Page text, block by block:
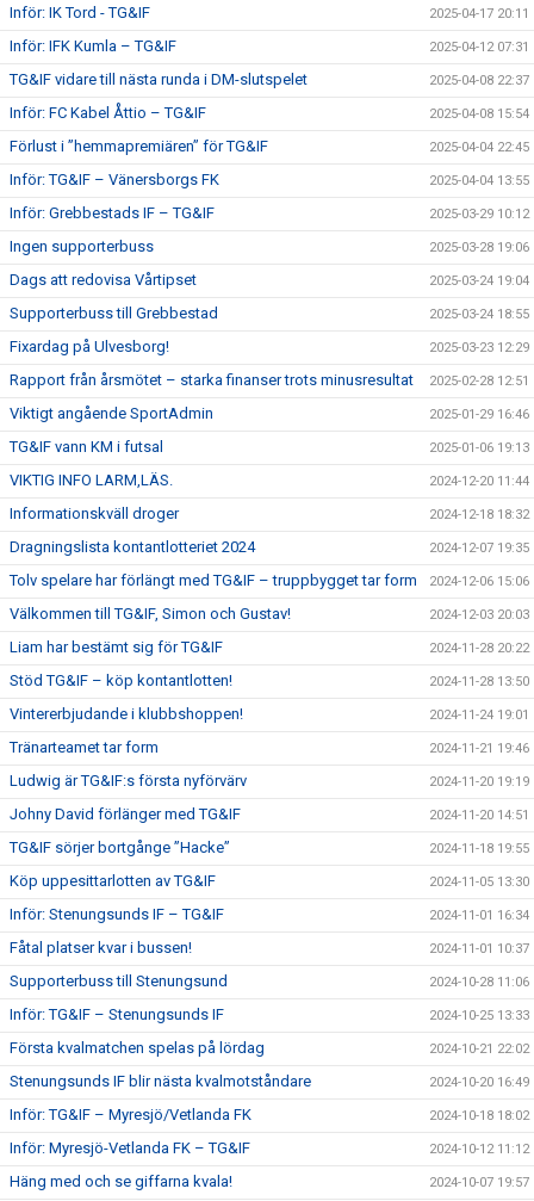
Inför: IK Tord - TG&IF 2025-04-17 20:11
Inför: IFK Kumla – TG&IF 2025-04-12 07:31
TG&IF vidare till nästa runda i DM-slutspelet 2025-04-08 22:37
Inför: FC Kabel Åttio – TG&IF 2025-04-08 15:54
Förlust i ”hemmapremiären” för TG&IF 2025-04-04 22:45
Inför: TG&IF – Vänersborgs FK 2025-04-04 13:55
Inför: Grebbestads IF – TG&IF 2025-03-29 10:12
Ingen supporterbuss 2025-03-28 19:06
Dags att redovisa Vårtipset 2025-03-24 19:04
Supporterbuss till Grebbestad 2025-03-24 18:55
Fixardag på Ulvesborg! 2025-03-23 12:29
Rapport från årsmötet – starka finanser trots minusresultat 2025-02-28 12:51
Viktigt angående SportAdmin 2025-01-29 16:46
TG&IF vann KM i futsal 2025-01-06 19:13
VIKTIG INFO LARM,LÄS. 2024-12-20 11:44
Informationskväll droger 2024-12-18 18:32
Dragningslista kontantlotteriet 2024 2024-12-07 19:35
Tolv spelare har förlängt med TG&IF – truppbygget tar form 2024-12-06 15:06
Välkommen till TG&IF, Simon och Gustav! 2024-12-03 20:03
Liam har bestämt sig för TG&IF 2024-11-28 20:22
Stöd TG&IF – köp kontantlotten! 2024-11-28 13:50
Vintererbjudande i klubbshoppen! 2024-11-24 19:01
Tränarteamet tar form 2024-11-21 19:46
Ludwig är TG&IF:s första nyförvärv 2024-11-20 19:19
Johny David förlänger med TG&IF 2024-11-20 14:51
TG&IF sörjer bortgånge ”Hacke” 2024-11-18 19:55
Köp uppesittarlotten av TG&IF 2024-11-05 13:30
Inför: Stenungsunds IF – TG&IF 2024-11-01 16:34
Fåtal platser kvar i bussen! 2024-11-01 10:37
Supporterbuss till Stenungsund 2024-10-28 11:06
Inför: TG&IF – Stenungsunds IF 2024-10-25 13:33
Första kvalmatchen spelas på lördag 2024-10-21 22:02
Stenungsunds IF blir nästa kvalmotståndare 2024-10-20 16:49
Inför: TG&IF – Myresjö/Vetlanda FK 2024-10-18 18:02
Inför: Myresjö-Vetlanda FK – TG&IF 2024-10-12 11:12
Häng med och se giffarna kvala! 2024-10-07 19:57